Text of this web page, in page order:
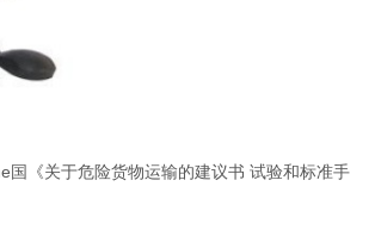
《关于危险货物运输的建议书 试验和标准手